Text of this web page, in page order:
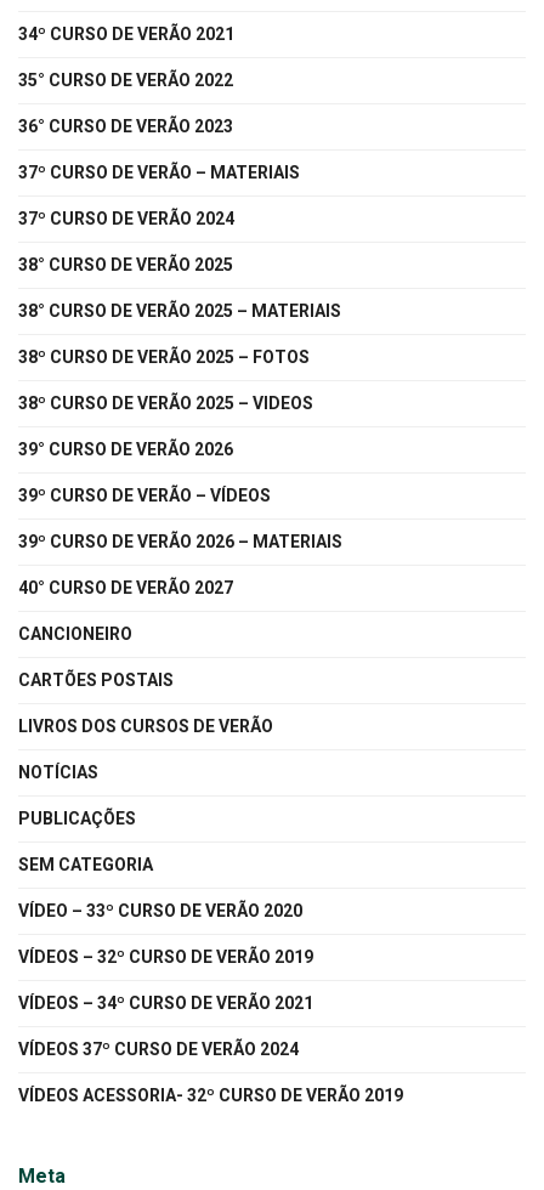
34º CURSO DE VERÃO 2021
35° CURSO DE VERÃO 2022
36° CURSO DE VERÃO 2023
37º CURSO DE VERÃO – MATERIAIS
37º CURSO DE VERÃO 2024
38° CURSO DE VERÃO 2025
38° CURSO DE VERÃO 2025 – MATERIAIS
38º CURSO DE VERÃO 2025 – FOTOS
38º CURSO DE VERÃO 2025 – VIDEOS
39° CURSO DE VERÃO 2026
39º CURSO DE VERÃO – VÍDEOS
39º CURSO DE VERÃO 2026 – MATERIAIS
40° CURSO DE VERÃO 2027
CANCIONEIRO
CARTÕES POSTAIS
LIVROS DOS CURSOS DE VERÃO
NOTÍCIAS
PUBLICAÇÕES
SEM CATEGORIA
VÍDEO – 33º CURSO DE VERÃO 2020
VÍDEOS – 32º CURSO DE VERÃO 2019
VÍDEOS – 34º CURSO DE VERÃO 2021
VÍDEOS 37º CURSO DE VERÃO 2024
VÍDEOS ACESSORIA- 32º CURSO DE VERÃO 2019
Meta